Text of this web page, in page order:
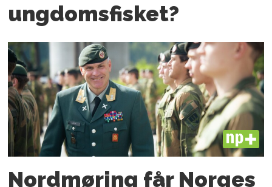
ungdoms­fisket?
PLUS
Nordmøring får Norges